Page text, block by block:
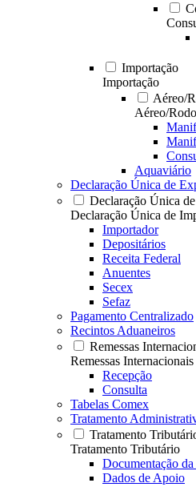
Importação
Importação
Aéreo/
Aéreo/
Aquaviário
Declaração Única de
Declaração Única
Declaração Única de
Importador
Depositários
Receita Federal
Anuentes
Secex
Sefaz
Pagamento Centralizado
Recintos Aduaneiros
Remessas
Remessas Internacionais
Recepção
Consulta
Tabelas Comex
Tratamento
Tratamento
Tratamento Tributário
Documentação
Dados de Apoio